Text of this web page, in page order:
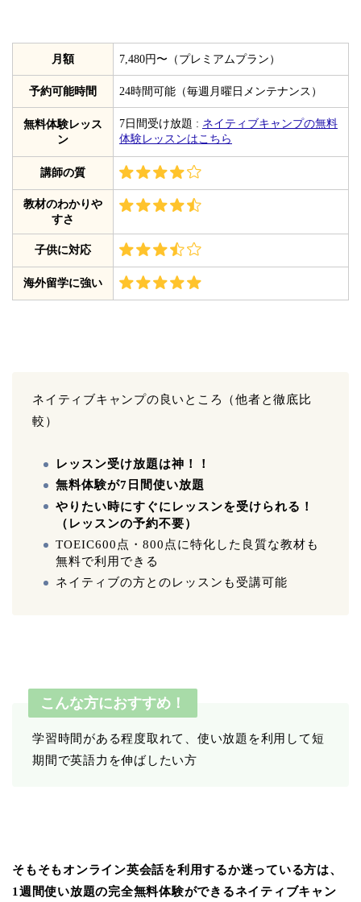
月額 7,480円〜（プレミアムプラン）
予約可能時間 24時間可能（毎週月曜日メンテナンス）
無料体験レッス
ン
7日間受け放題 : ネイティブキャンプの無料
体験レッスンはこちら
講師の質
教材のわかりや
すさ
子供に対応
海外留学に強い
ネイティブキャンプの良いところ（他者と徹底比
較）
レッスン受け放題は神！！
無料体験が7日間使い放題
やりたい時にすぐにレッスンを受けられる！
（レッスンの予約不要）
TOEIC600点・800点に特化した良質な教材も
無料で利用できる
ネイティブの方とのレッスンも受講可能
こんな方におすすめ！
学習時間がある程度取れて、使い放題を利用して短
期間で英語力を伸ばしたい方
そもそもオンライン英会話を利用するか迷っている方は、
1週間使い放題の完全無料体験ができるネイティブキャン